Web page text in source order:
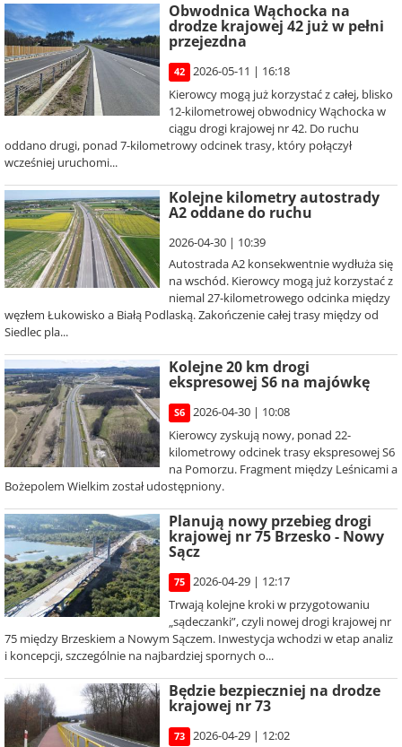
Obwodnica Wąchocka na
drodze krajowej 42 już w pełni
przejezdna
42
2026-05-11 | 16:18
Kierowcy mogą już korzystać z całej, blisko
12-kilometrowej obwodnicy Wąchocka w
ciągu drogi krajowej nr 42. Do ruchu
oddano drugi, ponad 7-kilometrowy odcinek trasy, który połączył
wcześniej uruchomi...
Kolejne kilometry autostrady
A2 oddane do ruchu
2026-04-30 | 10:39
Autostrada A2 konsekwentnie wydłuża się
na wschód. Kierowcy mogą już korzystać z
niemal 27-kilometrowego odcinka między
węzłem Łukowisko a Białą Podlaską. Zakończenie całej trasy między od
Siedlec pla...
Kolejne 20 km drogi
ekspresowej S6 na majówkę
S6
2026-04-30 | 10:08
Kierowcy zyskują nowy, ponad 22-
kilometrowy odcinek trasy ekspresowej S6
na Pomorzu. Fragment między Leśnicami a
Bożepolem Wielkim został udostępniony.
Planują nowy przebieg drogi
krajowej nr 75 Brzesko - Nowy
Sącz
75
2026-04-29 | 12:17
Trwają kolejne kroki w przygotowaniu
„sądeczanki”, czyli nowej drogi krajowej nr
75 między Brzeskiem a Nowym Sączem. Inwestycja wchodzi w etap analiz
i koncepcji, szczególnie na najbardziej spornych o...
Będzie bezpieczniej na drodze
krajowej nr 73
73
2026-04-29 | 12:02